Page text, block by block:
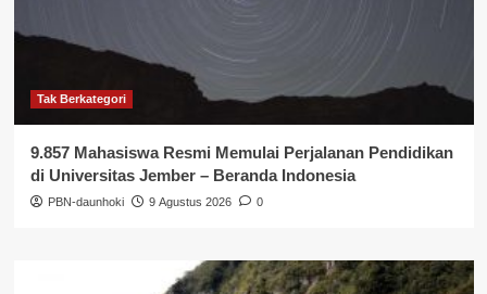
Tak Berkategori
9.857 Mahasiswa Resmi Memulai Perjalanan Pendidikan
di Universitas Jember – Beranda Indonesia
PBN-daunhoki 9 Agustus 2026 0